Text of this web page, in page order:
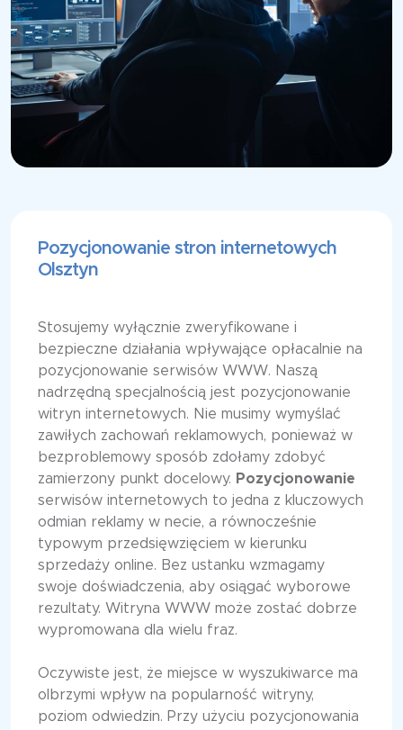
Pozycjonowanie stron internetowych
Olsztyn
Stosujemy wyłącznie zweryfikowane i
bezpieczne działania wpływające opłacalnie na
pozycjonowanie serwisów WWW. Naszą
nadrzędną specjalnością jest pozycjonowanie
witryn internetowych. Nie musimy wymyślać
zawiłych zachowań reklamowych, ponieważ w
bezproblemowy sposób zdołamy zdobyć
zamierzony punkt docelowy. Pozycjonowanie
serwisów internetowych to jedna z kluczowych
odmian reklamy w necie, a równocześnie
typowym przedsięwzięciem w kierunku
sprzedaży online. Bez ustanku wzmagamy
swoje doświadczenia, aby osiągać wyborowe
rezultaty. Witryna WWW może zostać dobrze
wypromowana dla wielu fraz.
Oczywiste jest, że miejsce w wyszukiwarce ma
olbrzymi wpływ na popularność witryny,
poziom odwiedzin. Przy użyciu pozycjonowania